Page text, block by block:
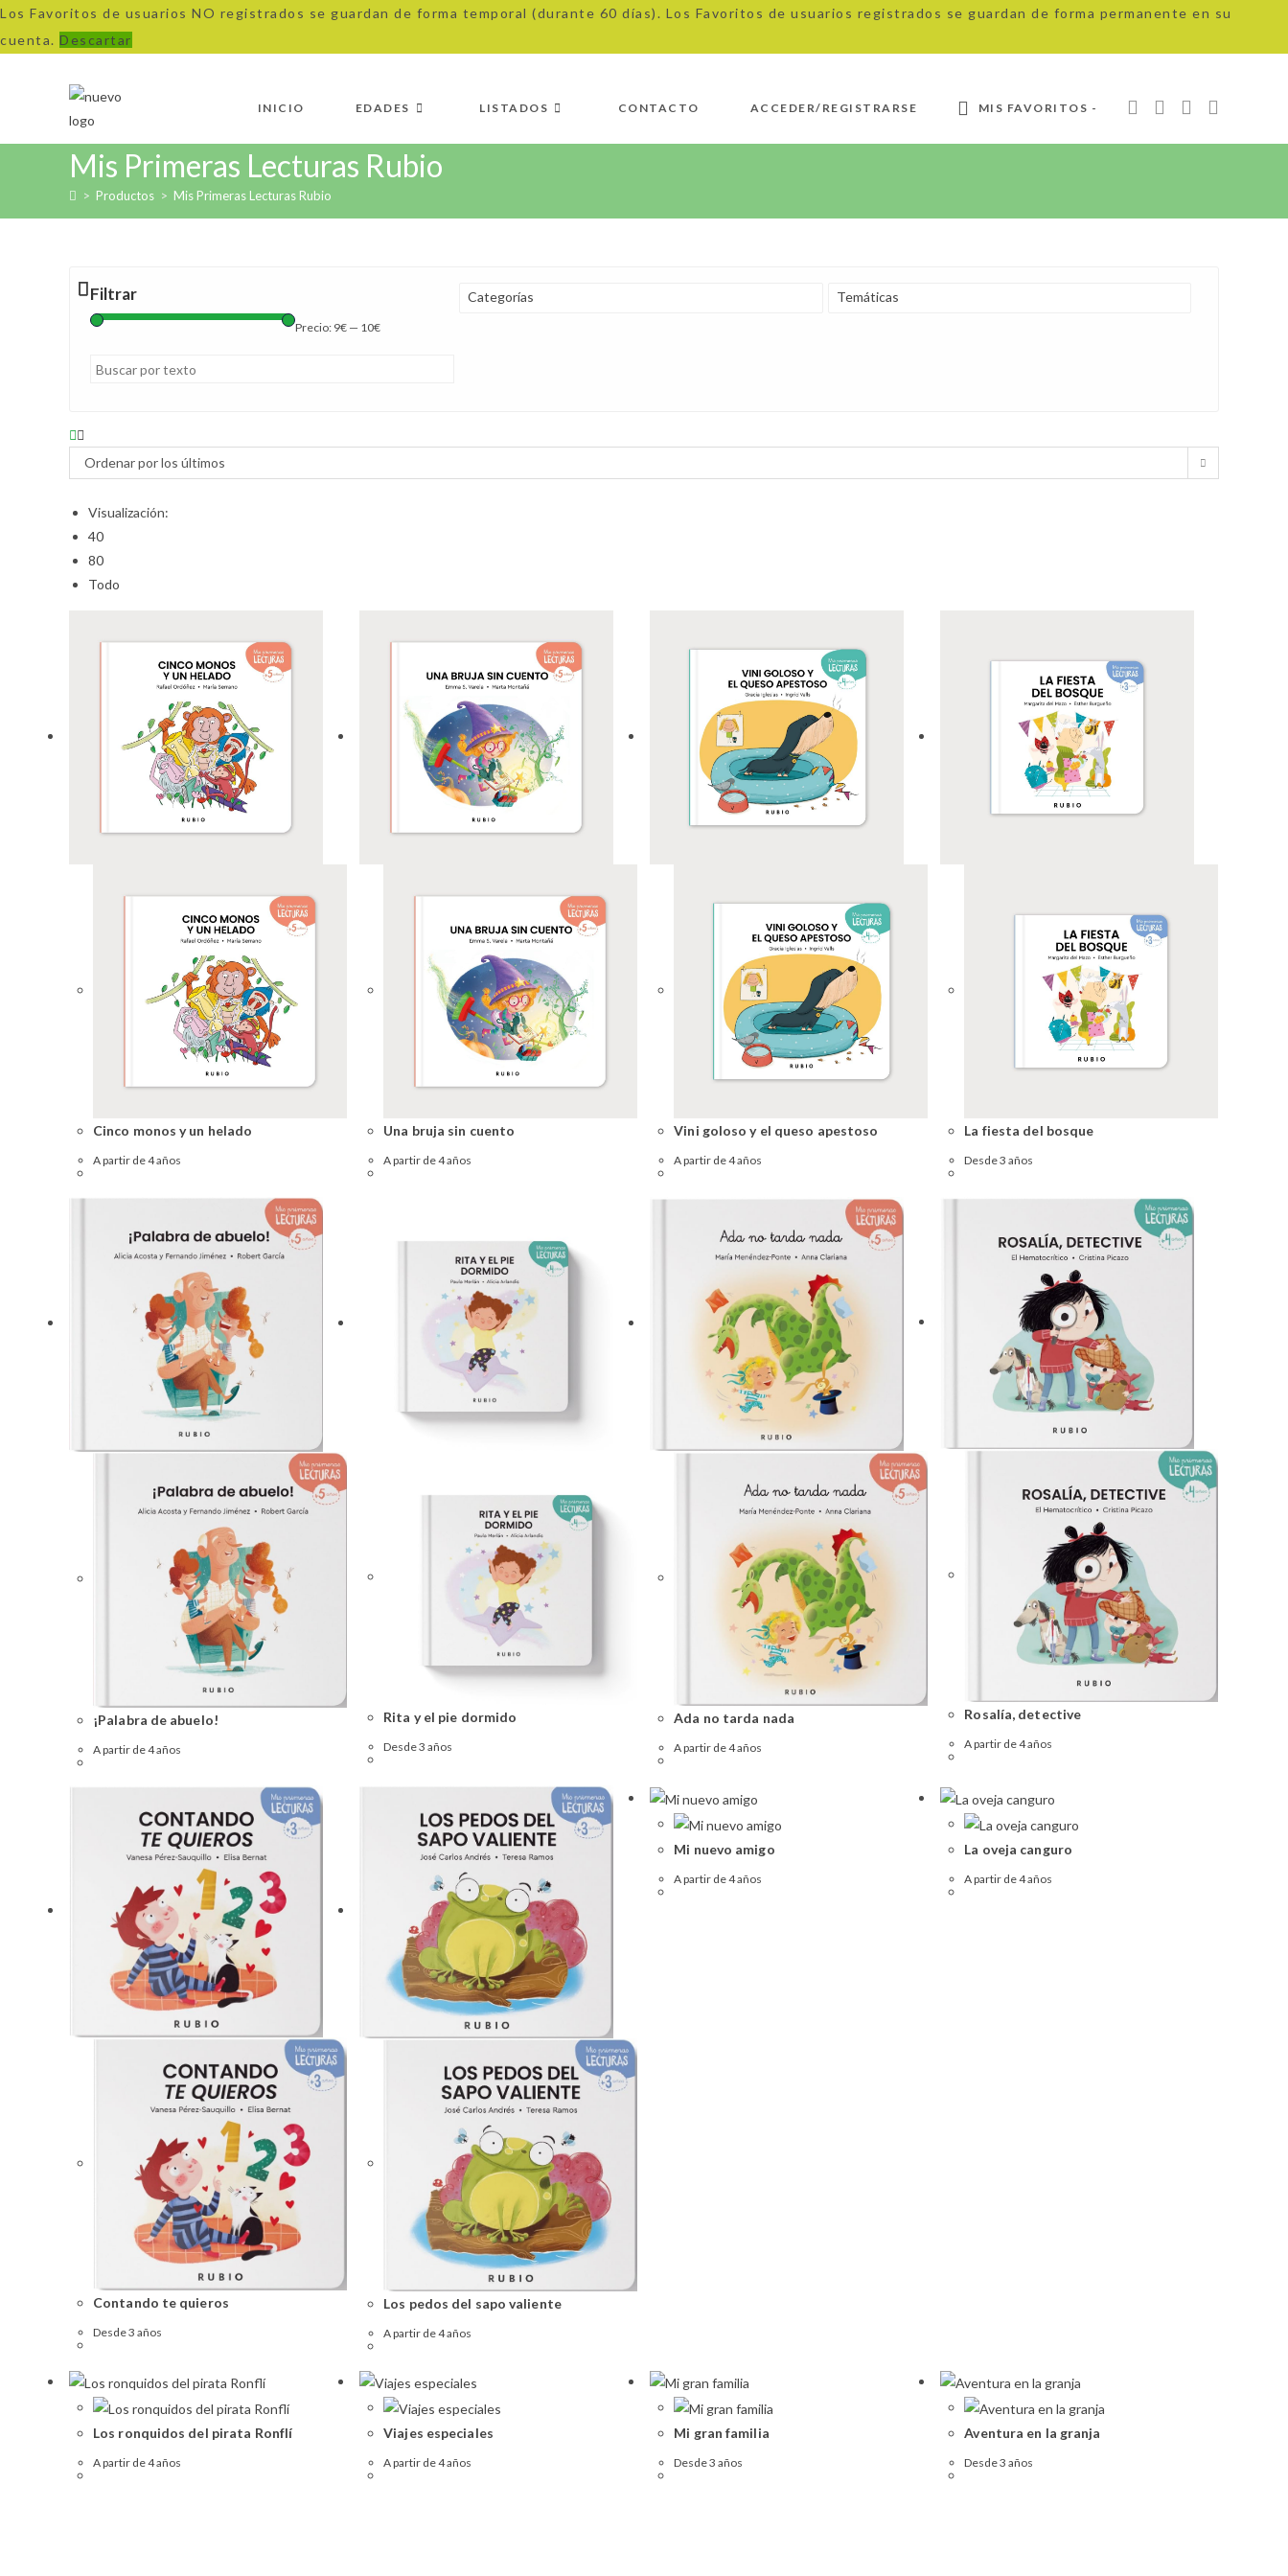
Los Favoritos de usuarios NO registrados se guardan de forma temporal (durante 60 días). Los Favoritos de usuarios registrados se guardan de forma permanente en su
cuenta. Descartar
INICIO EDADES LISTADOS CONTACTO ACCEDER/REGISTRARSE MIS FAVORITOS -
Mis Primeras Lecturas Rubio
> Productos > Mis Primeras Lecturas Rubio
Filtrar
Precio: 9€ — 10€
Categorías Temáticas
Ordenar por los últimos
Visualización:
40
80
Todo
Cinco monos y un helado
A partir de 4 años
Una bruja sin cuento
A partir de 4 años
Vini goloso y el queso apestoso
A partir de 4 años
La fiesta del bosque
Desde 3 años
¡Palabra de abuelo!
A partir de 4 años
Rita y el pie dormido
Desde 3 años
Ada no tarda nada
A partir de 4 años
Rosalía, detective
A partir de 4 años
Contando te quieros
Desde 3 años
Los pedos del sapo valiente
A partir de 4 años
Mi nuevo amigo
A partir de 4 años
La oveja canguro
A partir de 4 años
Los ronquidos del pirata Ronflí
A partir de 4 años
Viajes especiales
A partir de 4 años
Mi gran familia
Desde 3 años
Aventura en la granja
Desde 3 años